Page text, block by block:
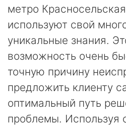
метро
используют свой
уникальные знания.
возможность очень
точную причину
предложить клиенту
оптимальный путь
проблемы. Используя